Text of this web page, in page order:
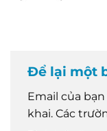
Để lại một
Email của
khai. Các